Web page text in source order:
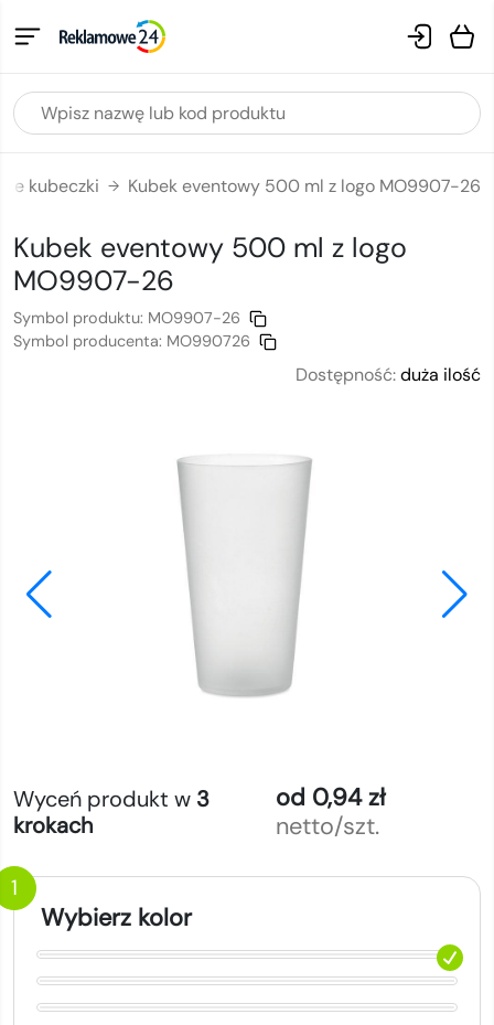
kubeczki → Kubek eventowy 500 ml z logo MO9907-26
Kubek eventowy 500 ml z logo
MO9907-26
Symbol produktu: MO9907-26
Symbol producenta: MO990726
Dostępność:duża ilość
Wyceń produkt w 3
krokach
od 0,94 zł
netto/szt.
1
Wybierz kolor